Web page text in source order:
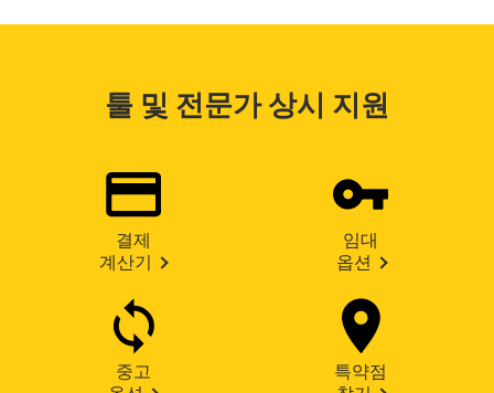
툴 및 전문가 상시 지원
결제
계산기
임대
옵션
중고
특약점